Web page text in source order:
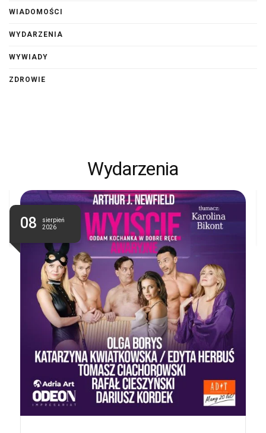
WIADOMOŚCI
WYDARZENIA
WYWIADY
ZDROWIE
Wydarzenia
08
sierpień
2026